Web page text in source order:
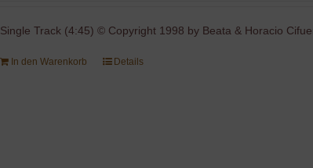
Single Track (4:45) © Copyright 1998 by Beata & Horacio
In den Warenkorb Details